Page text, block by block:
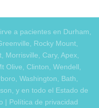
a pacientes en Durham,
Rocky Mount,
Morrisville, Cary, Apex,
Olive, Clinton, Wendell,
Washington, Bath,
y en todo el Estado de
| Política de privacidad